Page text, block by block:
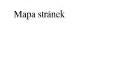
Mapa stránek